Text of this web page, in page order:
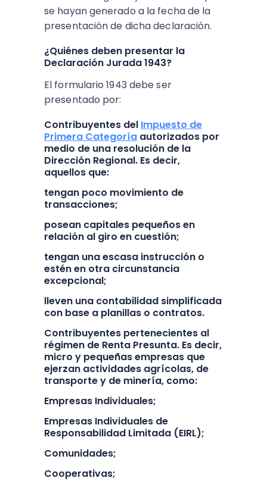
se hayan generado a la fecha de la
presentación de dicha declaración.
¿Quiénes deben presentar la
Declaración Jurada 1943?
El formulario 1943 debe ser
presentado por:
Contribuyentes del Impuesto de
Primera Categoría autorizados por
medio de una resolución de la
Dirección Regional. Es decir,
aquellos que:
tengan poco movimiento de
transacciones;
posean capitales pequeños en
relación al giro en cuestión;
tengan una escasa instrucción o
estén en otra circunstancia
excepcional;
lleven una contabilidad simplificada
con base a planillas o contratos.
Contribuyentes pertenecientes al
régimen de Renta Presunta. Es decir,
micro y pequeñas empresas que
ejerzan actividades agrícolas, de
transporte y de minería, como:
Empresas Individuales;
Empresas Individuales de
Responsabilidad Limitada (EIRL);
Comunidades;
Cooperativas;